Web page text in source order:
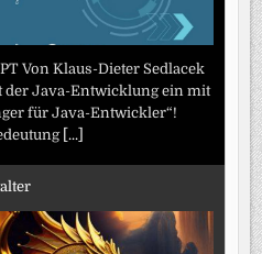
Von Klaus-Dieter Sedlacek
der Java-Entwicklung ein mit
für Java-Entwickler“!
[...]